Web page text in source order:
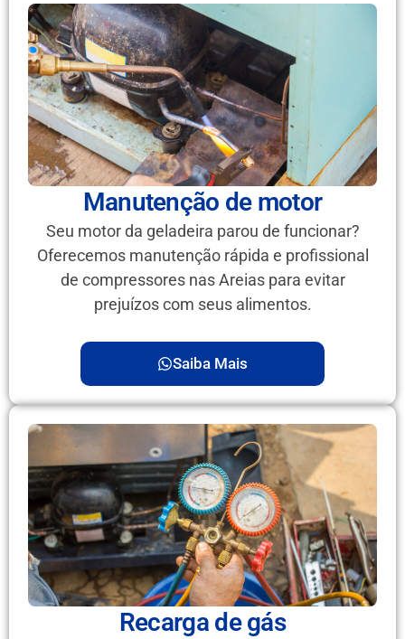
Manutenção de motor
Seu motor da geladeira parou de funcionar?
Oferecemos manutenção rápida e profissional
de compressores nas Areias para evitar
prejuízos com seus alimentos.
Saiba Mais
Recarga de gás